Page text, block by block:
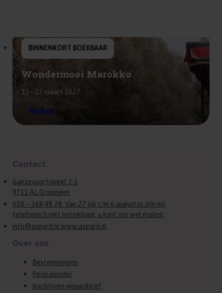
BINNENKORT BOEKBAAR
Wondermooi Marokko
15 - 22 maart 2027
Boeken
Contact
Ganzevoortsingel 2-1
9711 AL Groningen
050 – 368 48 28. Van 27 juli t/m 6 augustus zijn wij
telefonisch niet bereikbaar, u kunt ons wel mailen.
info@asgard.nl www.asgard.nl
Over ons
Bestemmingen
Reiskalender
Inschrijven nieuwsbrief